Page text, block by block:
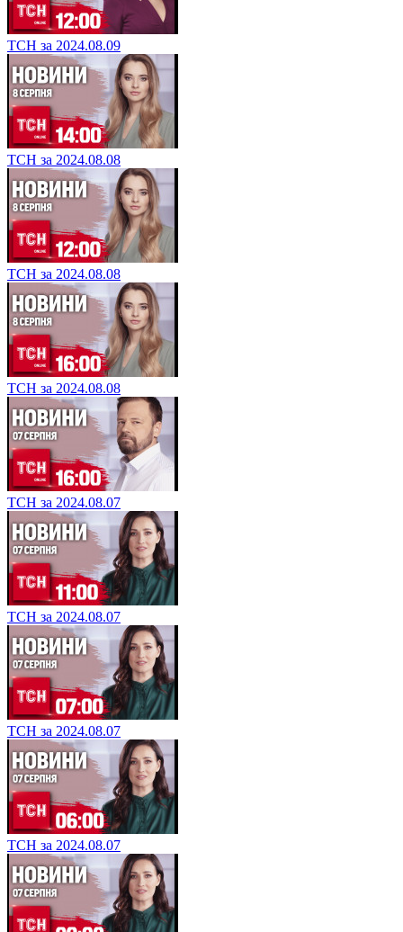
ТСН за 2024.08.09
ТСН за 2024.08.08
ТСН за 2024.08.08
ТСН за 2024.08.08
ТСН за 2024.08.07
ТСН за 2024.08.07
ТСН за 2024.08.07
ТСН за 2024.08.07